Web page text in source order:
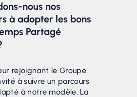
nous nos
à adopter les bons
Partagé
rejoignant le Groupe
à suivre un parcours
à notre modèle. La